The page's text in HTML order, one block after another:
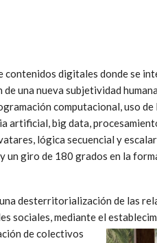
contenidos digitales donde se
una nueva subjetividad
computacional, uso de
artificial, big data,
lógica secuencial y
un giro de 180 grados en la
desterritorialización de las
sociales, mediante el
de colectivos